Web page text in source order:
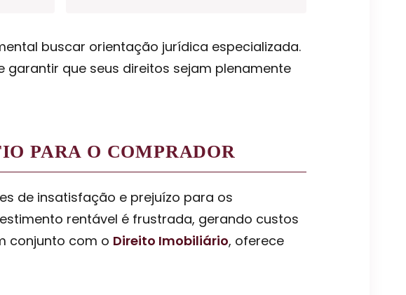
buscar orientação jurídica especializada.
que seus direitos sejam plenamente
PARA O COMPRADOR
de insatisfação e prejuízo para os
rentável é frustrada, gerando custos
conjunto com o Direito Imobiliário, oferece